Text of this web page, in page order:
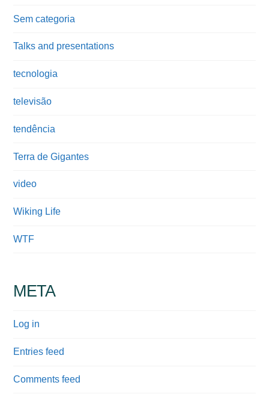
Sem categoria
Talks and presentations
tecnologia
televisão
tendência
Terra de Gigantes
video
Wiking Life
WTF
META
Log in
Entries feed
Comments feed